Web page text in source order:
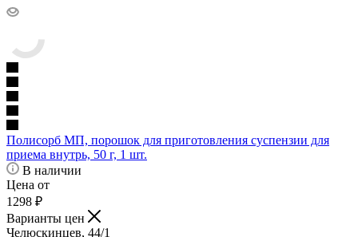
Полисорб МП, порошок для приготовления суспензии для
приема внутрь, 50 г, 1 шт.
В наличии
Цена от
1298 ₽
Варианты цен
Челюскинцев, 44/1